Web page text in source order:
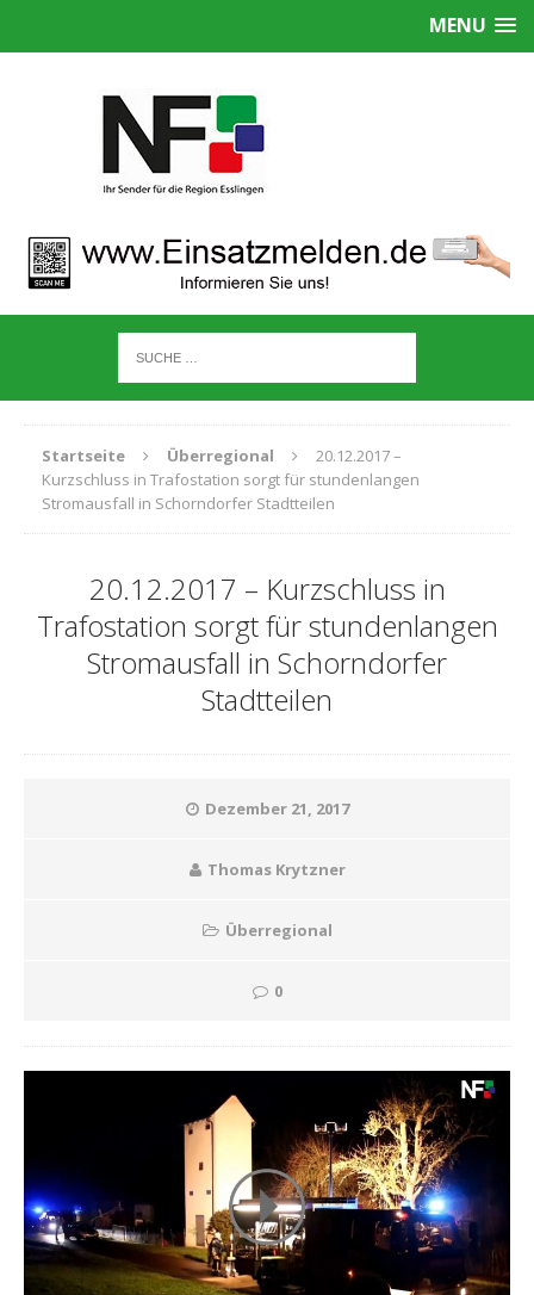
MENU
Startseite Überregional
20.12.2017 –
Kurzschluss in Trafostation sorgt für stundenlangen
Stromausfall in Schorndorfer Stadtteilen
20.12.2017 – Kurzschluss in
Trafostation sorgt für stundenlangen
Stromausfall in Schorndorfer
Stadtteilen
Dezember 21, 2017
Thomas Krytzner
Überregional
0